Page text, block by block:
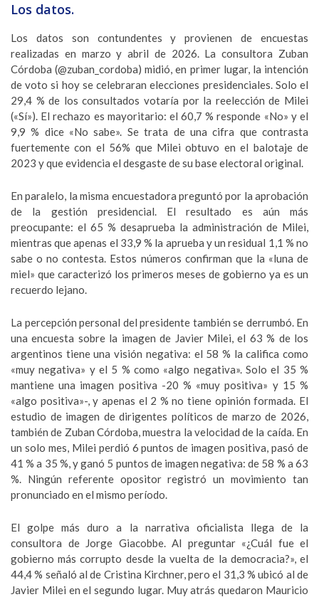
Los datos.
Los datos son contundentes y provienen de encuestas
realizadas en marzo y abril de 2026. La consultora Zuban
Córdoba (@zuban_cordoba) midió, en primer lugar, la intención
de voto si hoy se celebraran elecciones presidenciales. Solo el
29,4 % de los consultados votaría por la reelección de Milei
(«Sí»). El rechazo es mayoritario: el 60,7 % responde «No» y el
9,9 % dice «No sabe». Se trata de una cifra que contrasta
fuertemente con el 56% que Milei obtuvo en el balotaje de
2023 y que evidencia el desgaste de su base electoral original.
En paralelo, la misma encuestadora preguntó por la aprobación
de la gestión presidencial. El resultado es aún más
preocupante: el 65 % desaprueba la administración de Milei,
mientras que apenas el 33,9 % la aprueba y un residual 1,1 % no
sabe o no contesta. Estos números confirman que la «luna de
miel» que caracterizó los primeros meses de gobierno ya es un
recuerdo lejano.
La percepción personal del presidente también se derrumbó. En
una encuesta sobre la imagen de Javier Milei, el 63 % de los
argentinos tiene una visión negativa: el 58 % la califica como
«muy negativa» y el 5 % como «algo negativa». Solo el 35 %
mantiene una imagen positiva -20 % «muy positiva» y 15 %
«algo positiva»-, y apenas el 2 % no tiene opinión formada. El
estudio de imagen de dirigentes políticos de marzo de 2026,
también de Zuban Córdoba, muestra la velocidad de la caída. En
un solo mes, Milei perdió 6 puntos de imagen positiva, pasó de
41 % a 35 %, y ganó 5 puntos de imagen negativa: de 58 % a 63
%. Ningún referente opositor registró un movimiento tan
pronunciado en el mismo período.
El golpe más duro a la narrativa oficialista llega de la
consultora de Jorge Giacobbe. Al preguntar «¿Cuál fue el
gobierno más corrupto desde la vuelta de la democracia?», el
44,4 % señaló al de Cristina Kirchner, pero el 31,3 % ubicó al de
Javier Milei en el segundo lugar. Muy atrás quedaron Mauricio